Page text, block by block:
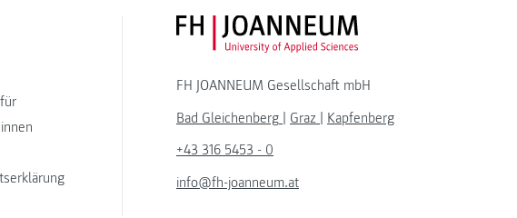
FH JOANNEUM Logo
FH JOANNEUM Gesellschaft mbH
Bad Gleichenberg | Graz | Kapfenberg
+43 316 5453 - 0
info@fh-joanneum.at